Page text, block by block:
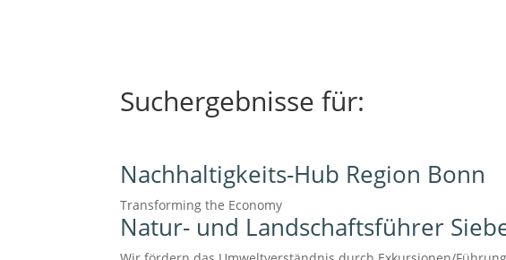
Suchergebnisse für:
Nachhaltigkeits-Hub Region Bonn
Transforming the Economy
Natur- und Landschaftsführer